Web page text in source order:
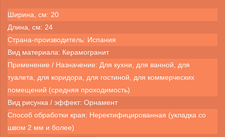
Ширина, см: 20
Длина, см: 24
Страна-производитель: Испания
Вид материала: Керамогранит
Применение / Назначение: Для кухни, для ванной, для
туалета, для коридора, для гостиной, для коммерческих
помещений (средняя проходимость)
Вид рисунка / эффект: Орнамент
Способ обработки края: Неректифицированная (укладка со
швом 2 мм и более)